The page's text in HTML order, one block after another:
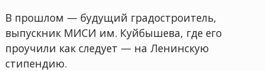
В прошлом — будущий градостроитель,
выпускник МИСИ им. Куйбышева, где его
проучили как следует — на Ленинскую
стипендию.